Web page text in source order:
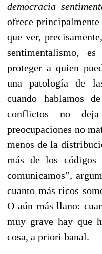
democracia
ofrece principalmente
que ver,
sentimentalismo,
proteger a quien
una patología de
cuando hablamos
conflictos no
preocupaciones no
menos de la
más de los
comunicamos”,
cuanto más ricos
O aún más llano:
muy grave hay que
cosa, a priori banal.